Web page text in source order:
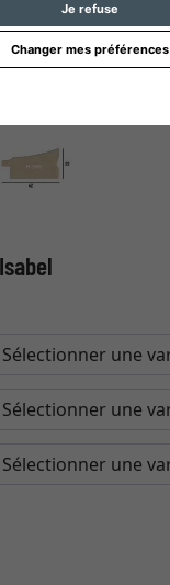
Je refuse
Changer mes préférences